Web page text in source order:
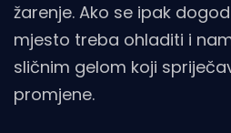
žarenje. Ako se ipak
mjesto treba ohladiti i
sličnim gelom koji
promjene.